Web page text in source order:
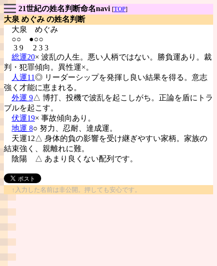
21世紀の姓名判断命名navi [TOP]
大泉 めぐみ の姓名判断
大泉 めぐみ
○○ ●○○
3 9 2 3 3
総運20× 波乱の人生。悪い人柄ではない。勝負運あり。裁
判・犯罪傾向。異性運×。
人運11◎ リーダーシップを発揮し良い結果を得る。意志
強く才能に恵まれる。
外運 9△ 博打、投機で波乱を起こしがち。正論を盾にトラ
ブルを起こす。
伏運19× 事故傾向あり。
地運 8○ 努力、忍耐、達成運。
天運12△ 身体的負の影響を受け継ぎやすい家柄。家族の
結束強く、親離れに難。
陰陽
△ あまり良くない配列です。
↑入力した名前は非公開。押しても安心です。